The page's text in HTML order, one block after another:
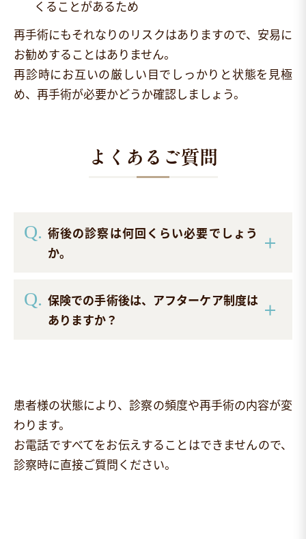
くることがあるため
再手術にもそれなりのリスクはありますので、安易に
お勧めすることはありません。
再診時にお互いの厳しい目でしっかりと状態を見極
め、再手術が必要かどうか確認しましょう。
よくあるご質問
術後の診察は何回くらい必要でしょう
か。
保険での手術後は、アフターケア制度は
ありますか？
患者様の状態により、診察の頻度や再手術の内容が変
わります。
お電話ですべてをお伝えすることはできませんので、
診察時に直接ご質問ください。